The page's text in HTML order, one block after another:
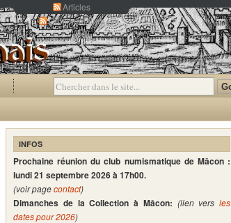
Articles
Commentaires
INFOS
Prochaine réunion du club numismatique de Mâcon :
lundi 21 septembre 2026 à 17h00.
(voir pagecontact)
Dimanches de la Collection à Mâcon: (lien vers les
dates pour 2026)